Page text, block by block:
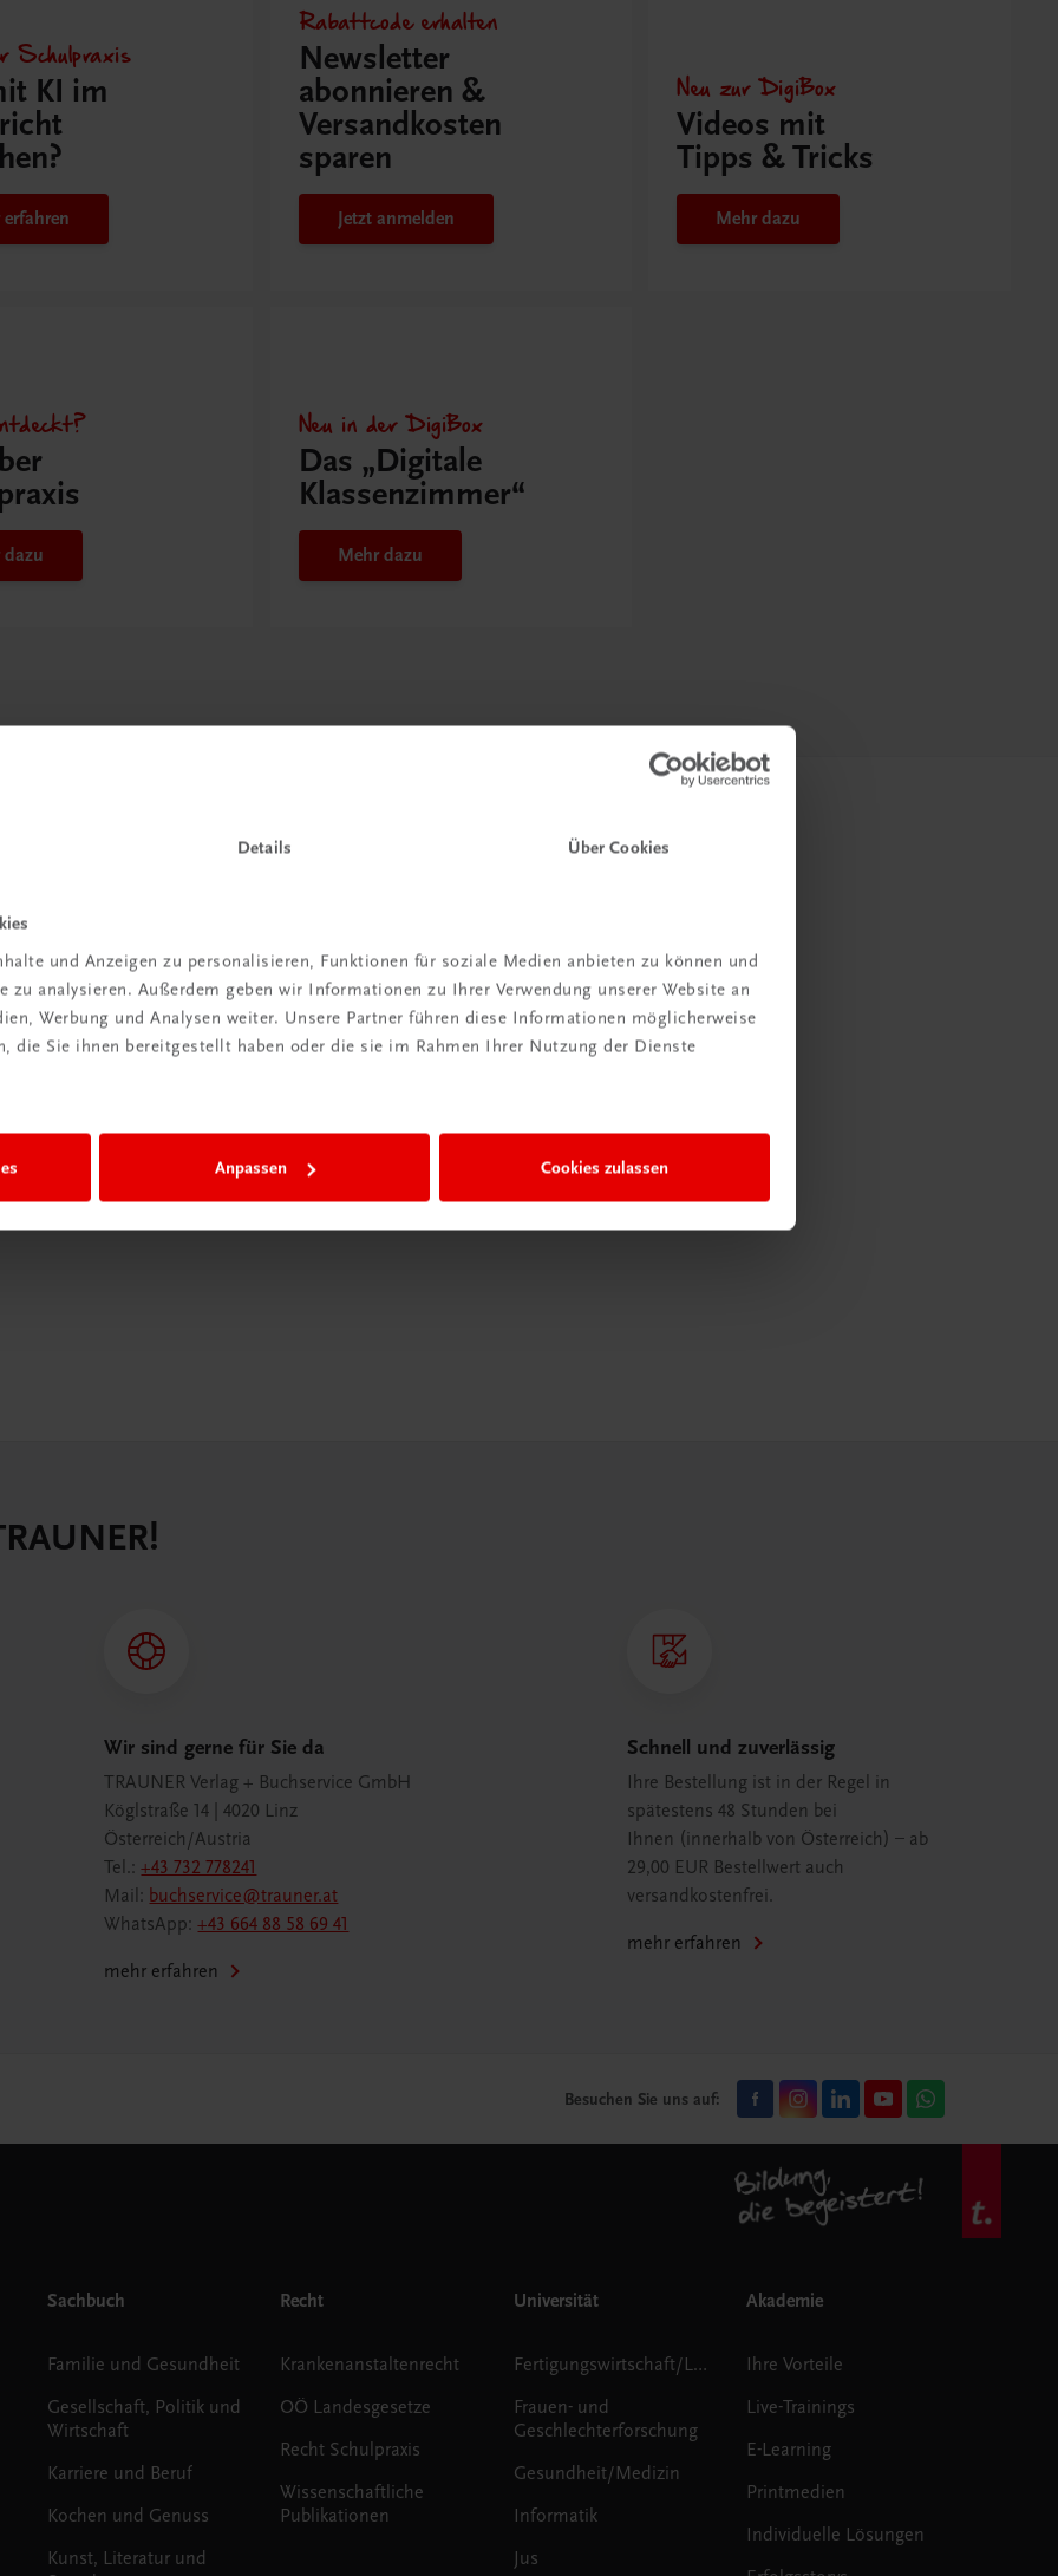
Details Über Cookies
und Anzeigen zu personalisieren, Funktionen für soziale Medien anbieten zu können und
zu analysieren. Außerdem geben wir Informationen zu Ihrer Verwendung unserer Website an
Werbung und Analysen weiter. Unsere Partner führen diese Informationen möglicherweise
die Sie ihnen bereitgestellt haben oder die sie im Rahmen Ihrer Nutzung der Dienste
Anpassen Cookies zulassen
Schulpraxis
KI im
erfahren
Rabattcode erhalten
Newsletter
abonnieren &
Versandkosten
sparen
Jetzt anmelden
Neu zur DigiBox
Videos mit
Tipps & Tricks
Mehr dazu
dazu
Neu in der DigiBox
Das „Digitale
Klassenzimmer“
Mehr dazu
der
eine
Wir sind gerne für Sie da
TRAUNER Verlag + Buchservice GmbH
Köglstraße 14 | 4020 Linz
Österreich/Austria
Tel.:+43 732 778241
Mail: buchservice@trauner.at
WhatsApp:+43 664 88 58 69 41
mehr erfahren
Schnell und zuverlässig
Ihre Bestellung ist in der Regel in
spätestens 48 Stunden bei
Ihnen (innerhalb von Österreich) – ab
29,00 EUR Bestellwert auch
versandkostenfrei.
mehr erfahren
Besuchen Sie uns auf:
Sachbuch
Familie und Gesundheit
Gesellschaft, Politik und
Wirtschaft
Karriere und Beruf
Kochen und Genuss
Kunst, Literatur und
Recht
Krankenanstaltenrecht
OÖ Landesgesetze
Recht Schulpraxis
Wissenschaftliche
Publikationen
Universität
Fertigungswirtschaft/Logistik
Frauen- und
Geschlechterforschung
Gesundheit/Medizin
Informatik
Jus
Akademie
Ihre Vorteile
Live-Trainings
E-Learning
Printmedien
Individuelle Lösungen